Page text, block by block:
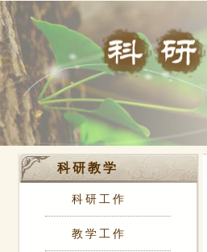
科研教学
科研工作
教学工作